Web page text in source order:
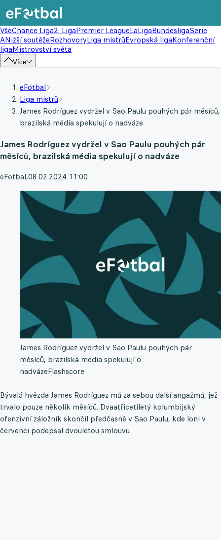
VšeChance Liga2. LigaPremier LeagueLaLigaBundesligaSerie
ANižší soutěžeRozhovoryLiga mistrůEvropská ligaKonferenční
ligaMistrovství světa
Více
eFotbal
Liga mistrů
James Rodríguez vydržel v Sao Paulu pouhých pár měsíců,
brazilská média spekulují o nadváze
James Rodríguez vydržel v Sao Paulu pouhých pár
měsíců, brazilská média spekulují o nadváze
eFotbal,08.02.2024 11:00
James Rodríguez vydržel v Sao Paulu pouhých pár
měsíců, brazilská média spekulují o
nadvázeFlashscore
Bývalá hvězda James Rodríguez má za sebou další angažmá, jež
trvalo pouze několik měsíců. Dvaatřicetiletý kolumbijský
ofenzivní záložník skončil předčasně v Sao Paulu, kde loni v
červenci podepsal dvouletou smlouvu.